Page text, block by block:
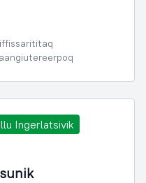
Ingerlatsivik